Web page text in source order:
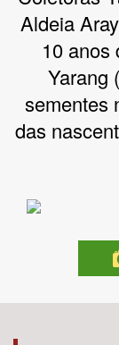
Subtema
Aldeia
10 anos
Yarang
sementes
das